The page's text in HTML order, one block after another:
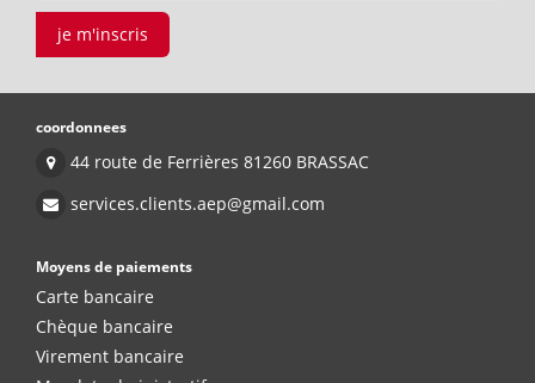
je m'inscris
coordonnees
44 route de Ferrières 81260 BRASSAC
services.clients.aep@gmail.com
Moyens de paiements
Carte bancaire
Chèque bancaire
Virement bancaire